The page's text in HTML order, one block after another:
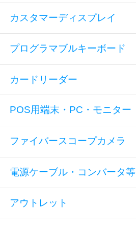
カスタマーディスプレイ
プログラマブルキーボード
カードリーダー
POS用端末・PC・モニター
ファイバースコープカメラ
電源ケーブル・コンバータ等
アウトレット